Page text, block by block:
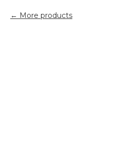
More products